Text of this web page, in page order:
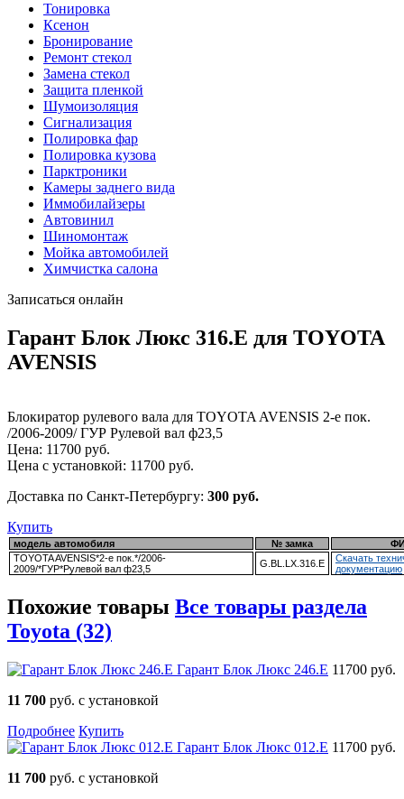
Тонировка
Ксенон
Бронирование
Ремонт стекол
Замена стекол
Защита пленкой
Шумоизоляция
Сигнализация
Полировка фар
Полировка кузова
Парктроники
Камеры заднего вида
Иммобилайзеры
Автовинил
Шиномонтаж
Мойка автомобилей
Химчистка салона
Записаться онлайн
Гарант Блок Люкс 316.E для TOYOTA
AVENSIS
Блокиратор рулевого вала для TOYOTA AVENSIS 2-е пок.
/2006-2009/ ГУР Рулевой вал ф23,5
Цена: 11700 руб.
Цена с установкой: 11700 руб.
Доставка по Санкт-Петербургу: 300 руб.
Купить
модель автомобиля № замка
TOYOTA AVENSIS*2-е пок.*/2006-
2009/*ГУР*Рулевой вал ф23,5
G.BL.LX.316.E
Скачать
документацию
Похожие товары Все товары раздела
Toyota (32)
Гарант Блок Люкс 246.E 11700 руб.
11 700 руб. с установкой
Подробнее Купить
Гарант Блок Люкс 012.E 11700 руб.
11 700 руб. с установкой